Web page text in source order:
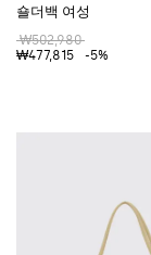
숄더백 여성
₩502,980
₩477,815
-5%